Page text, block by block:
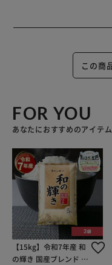
この商
FOR YOU
あなたにおすすめのアイテム
【15kg】令和7年産 和
の輝き 国産ブレンド 5